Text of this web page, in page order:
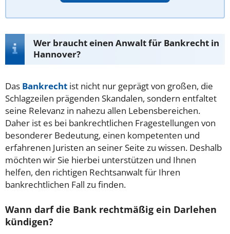
Wer braucht einen Anwalt für Bankrecht in
Hannover?
Das Bankrecht ist nicht nur geprägt von großen, die
Schlagzeilen prägenden Skandalen, sondern entfaltet
seine Relevanz in nahezu allen Lebensbereichen.
Daher ist es bei bankrechtlichen Fragestellungen von
besonderer Bedeutung, einen kompetenten und
erfahrenen Juristen an seiner Seite zu wissen. Deshalb
möchten wir Sie hierbei unterstützen und Ihnen
helfen, den richtigen Rechtsanwalt für Ihren
bankrechtlichen Fall zu finden.
Wann darf die Bank rechtmäßig ein Darlehen
kündigen?